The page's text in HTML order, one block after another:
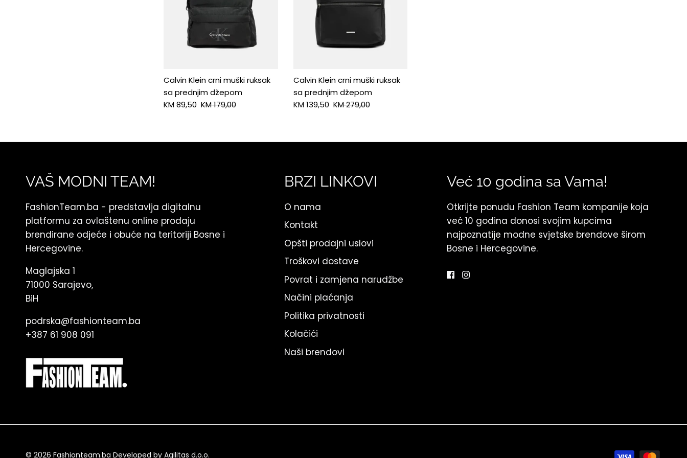
Calvin Klein crni muški ruksak
sa prednjim džepom
KM 89,50 KM 179,00
Calvin Klein crni muški ruksak
sa prednjim džepom
KM 139,50 KM 279,00
VAŠ MODNI TEAM!
FashionTeam.ba - predstavlja digitalnu
platformu za ovlaštenu online prodaju
brendirane odjeće i obuće na teritoriji Bosne i
Hercegovine.
Maglajska 1
71000 Sarajevo,
BiH
podrska@fashionteam.ba
+387 61 908 091
BRZI LINKOVI
O nama
Kontakt
Opšti prodajni uslovi
Troškovi dostave
Povrat i zamjena narudžbe
Načini plaćanja
Politika privatnosti
Kolačići
Naši brendovi
Već 10 godina sa Vama!
Otkrijte ponudu Fashion Team kompanije koja
već 10 godina donosi svojim kupcima
najpoznatije modne svjetske brendove širom
Bosne i Hercegovine.
© 2026 Fashionteam.ba Developed by Agilitas d.o.o.